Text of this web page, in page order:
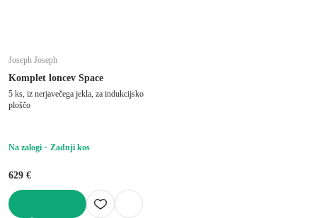
Joseph Joseph
Komplet loncev Space
5 ks, iz nerjavečega jekla, za indukcijsko
ploščo
Na zalogi Zadnji kos
629 €